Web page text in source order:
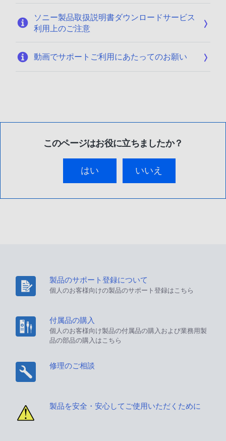
ソニー製品取扱説明書ダウンロードサービス
利用上のご注意
動画でサポートご利用にあたってのお願い
このページはお役に立ちましたか？
はい いいえ
製品のサポート登録について
個人のお客様向けの製品のサポート登録はこちら
付属品の購入
個人のお客様向け製品の付属品の購入および業務用製
品の部品の購入はこちら
修理のご相談
製品を安全・安心してご使用いただくために